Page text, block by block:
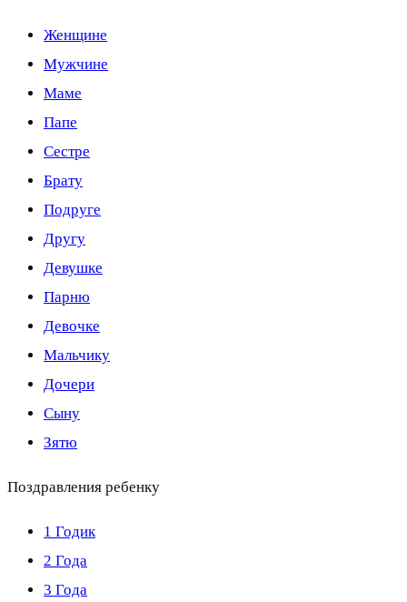
Женщине
Мужчине
Маме
Папе
Сестре
Брату
Подруге
Другу
Девушке
Парню
Девочке
Мальчику
Дочери
Сыну
Зятю
Поздравления ребенку
1 Годик
2 Года
3 Года